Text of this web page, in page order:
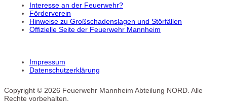
Interesse an der Feuerwehr?
Förderverein
Hinweise zu Großschadenslagen und Störfällen
Offizielle Seite der Feuerwehr Mannheim
Impressum
Datenschutzerklärung
Copyright © 2026 Feuerwehr Mannheim Abteilung NORD. Alle
Rechte vorbehalten.